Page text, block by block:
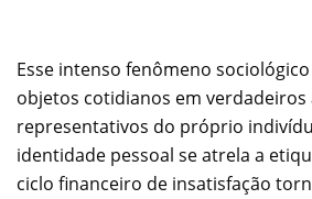
Esse intenso fenômeno
objetos cotidianos em verdadeiros
representativos do próprio
identidade pessoal se atrela a
ciclo financeiro de insatisfação